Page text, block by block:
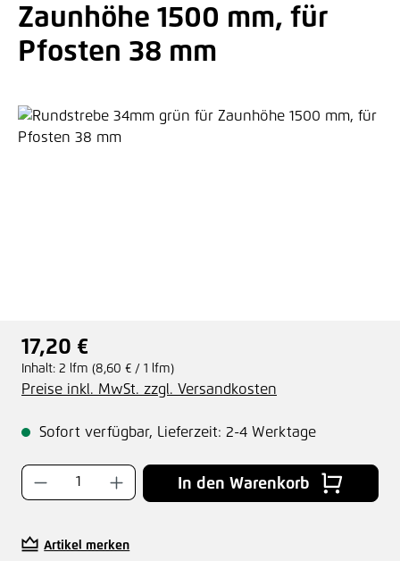
Zaunhöhe 1500 mm, für
Pfosten 38 mm
Bildergalerie überspringen
Regulärer Preis:
17,20 €
Inhalt: 2 lfm (8,60 € / 1 lfm)
Preise inkl. MwSt. zzgl. Versandkosten
Sofort verfügbar, Lieferzeit: 2-4 Werktage
Produkt Anzahl: Gib den gewünschten
In den Warenkorb
Artikel merken